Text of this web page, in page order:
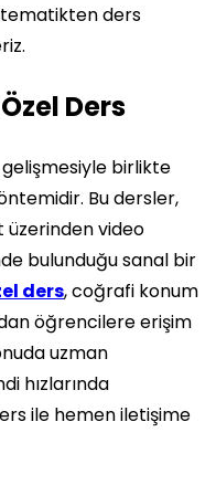
ders
Ders
birlikte
Bu dersler,
video
bulunduğu sanal bir
ders, coğrafi konum
öğrencilere erişim
uzman
hızlarında
ile hemen iletişime